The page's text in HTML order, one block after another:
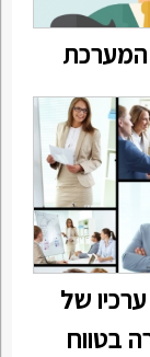
המערכת
של
בטווח